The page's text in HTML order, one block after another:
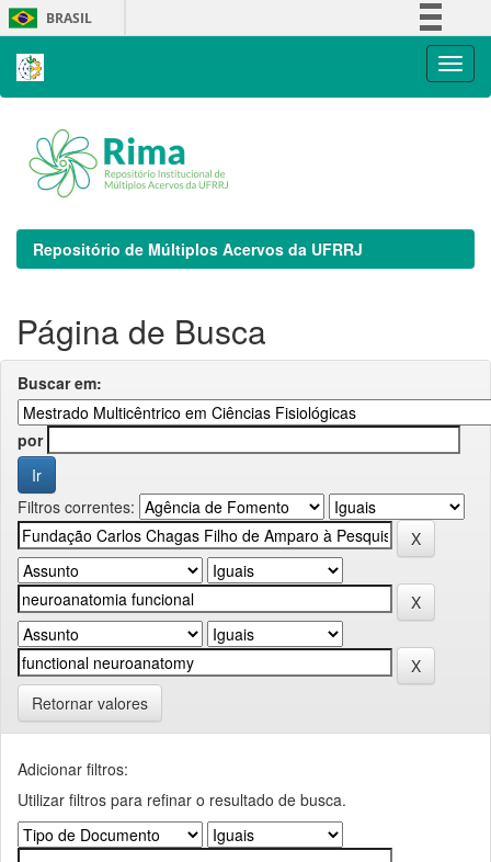
Skip
navigation
BRASIL
Repositório de Múltiplos Acervos da UFRRJ
Página de Busca
Buscar em:
por
Filtros correntes:
Retornar valores
Adicionar filtros:
Utilizar filtros para refinar o resultado de busca.